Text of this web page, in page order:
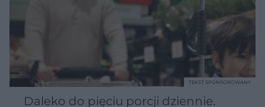
Daleko do pięciu porcji dziennie.
TEKST SPONSOROWANY